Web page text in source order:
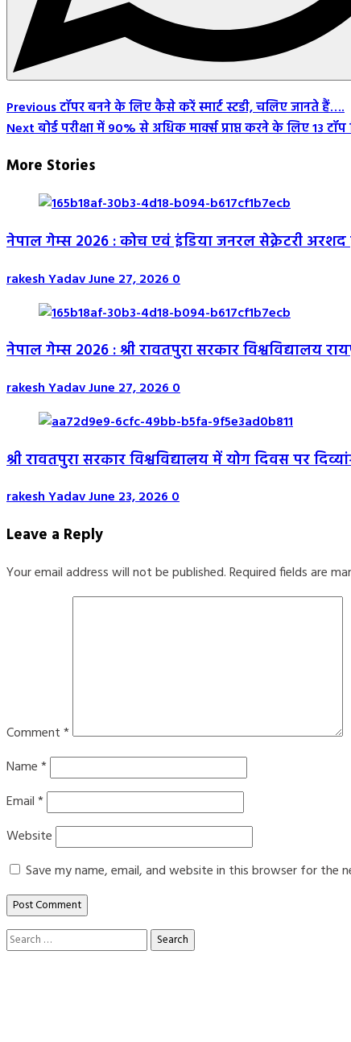
Post
Navigation
Previousटॉपर बनने के लिए कैसे करें स्मार्ट स्टडी, चलिए जानते हैं….
Nextबोर्ड परीक्षा में 90% से अधिक मार्क्स प्राप्त करने के लिए 13
More Stories
नेपाल गेम्स 2026 : कोच एवं इंडिया जनरल सेक्रेटरी
rakesh YadavJune 27, 20260
नेपाल गेम्स 2026 : श्री रावतपुरा सरकार विश्वविद्यालय
rakesh YadavJune 27, 20260
श्री रावतपुरा सरकार विश्वविद्यालय में योग दिवस पर
rakesh YadavJune 23, 20260
Leave a Reply
Your email address will not be published.Required fields are
Comment*
Name*
Email*
Website
Save my name, email, and website in this browser for the
Search